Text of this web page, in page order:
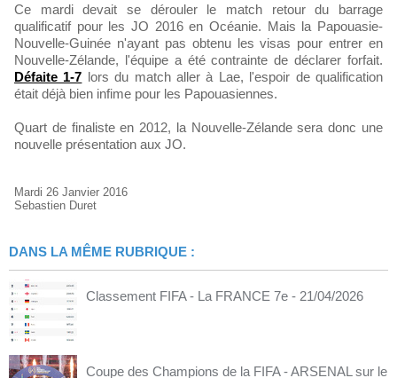
Ce mardi devait se dérouler le match retour du barrage
qualificatif pour les JO 2016 en Océanie. Mais la Papouasie-
Nouvelle-Guinée n'ayant pas obtenu les visas pour entrer en
Nouvelle-Zélande, l'équipe a été contrainte de déclarer forfait.
Défaite 1-7 lors du match aller à Lae, l'espoir de qualification
était déjà bien infime pour les Papouasiennes.
Quart de finaliste en 2012, la Nouvelle-Zélande sera donc une
nouvelle présentation aux JO.
Mardi 26 Janvier 2016
Sebastien Duret
DANS LA MÊME RUBRIQUE :
Classement FIFA - La FRANCE 7e - 21/04/2026
Coupe des Champions de la FIFA - ARSENAL sur le